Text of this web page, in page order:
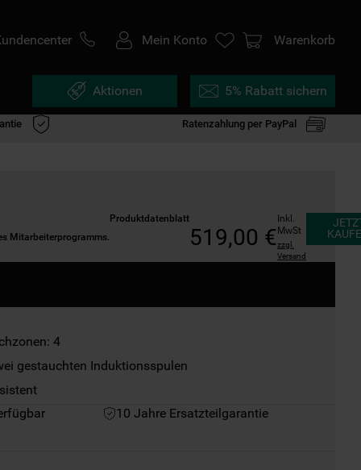
Mein Konto Warenkorb
Aktionen 5% Rabatt sichern
Ratenzahlung per PayPal
Mitarbeiterprogramms.
Produktdatenblatt
519,00 €
Inkl.
MwSt
zzgl.
Versand
4
gestauchten Induktionsspulen
10 Jahre Ersatzteilgarantie